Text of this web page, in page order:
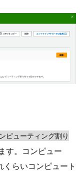
ピューティング割り
す。コンピュー
らいコンピュート